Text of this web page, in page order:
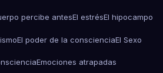
percibe antesEl estrésEl hipocampo
El poder de la conscienciaEl Sexo
Emociones atrapadas